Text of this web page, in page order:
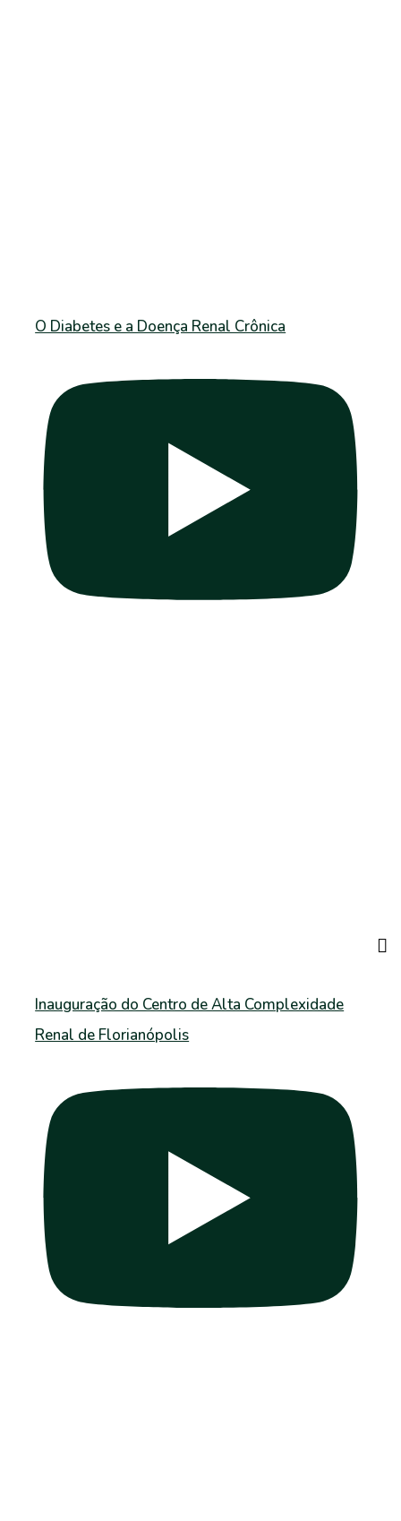
O Diabetes e a Doença Renal Crônica
Inauguração do Centro de Alta Complexidade
Renal de Florianópolis